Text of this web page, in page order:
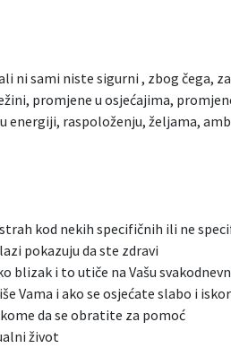
ni sami niste sigurni , zbog čega,
promjene u osjećajima,
energiji, raspoloženju, željama,
kod nekih specifičnih ili ne
pokazuju da ste zdravi
blizak i to utiče na Vašu
Vama i ako se osjećate slabo i
da se obratite za pomoć
život